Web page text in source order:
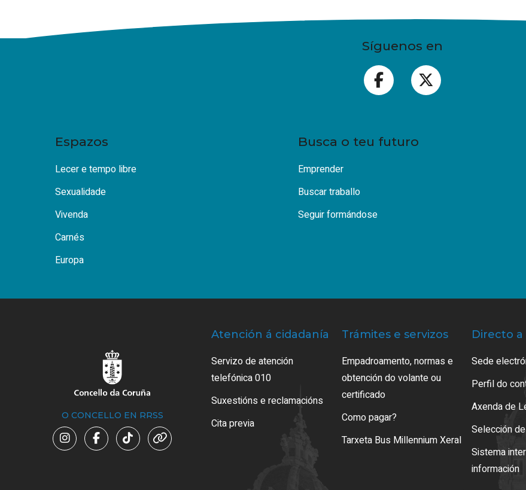
Síguenos en
Espazos
Lecer e tempo libre
Sexualidade
Vivenda
Carnés
Europa
Busca o teu futuro
Emprender
Buscar traballo
Seguir formándose
O CONCELLO EN RRSS
Atención á cidadanía
Servizo de atención
telefónica 010
Suxestións e reclamacións
Cita previa
Trámites e servizos
Empadroamento, normas e
obtención do volante ou
certificado
Como pagar?
Tarxeta Bus Millennium Xeral
Directo a
Sede
Perfil do
Axenda de
Selección
Sistema
información